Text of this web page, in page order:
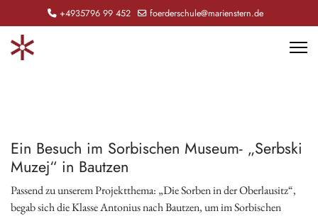
+4935796 99 452 foerderschule@marienstern.de
Ein Besuch im Sorbischen Museum- „Serbski
Muzej“ in Bautzen
Passend zu unserem Projektthema: „Die Sorben in der Oberlausitz“,
begab sich die Klasse Antonius nach Bautzen, um im Sorbischen